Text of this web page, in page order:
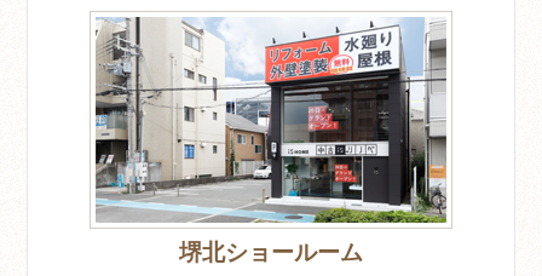
堺北ショールーム